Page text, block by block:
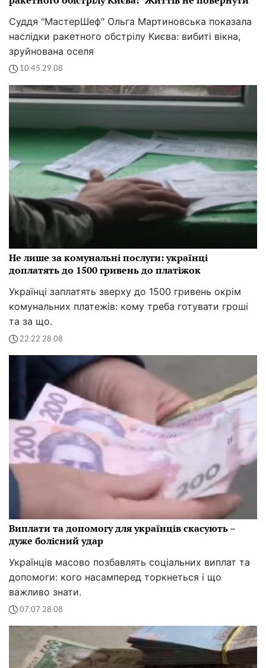
Суддя "МастерШеф" Ольга Мартиновська показала
наслідки ракетного обстрілу Києва: вибиті вікна,
зруйнована оселя
10:45 29.08
Не лише за комунальні послуги: українці
доплатять до 1500 гривень до платіжок
Українці заплатять зверху до 1500 гривень окрім
комунальних платежів: кому треба готувати гроші
та за що.
22:22 28.08
Виплати та допомогу для українців скасують –
дуже болісний удар
Українців масово позбавлять соціальних виплат та
допомоги: кого насамперед торкнеться і що
важливо знати.
07:07 28.08